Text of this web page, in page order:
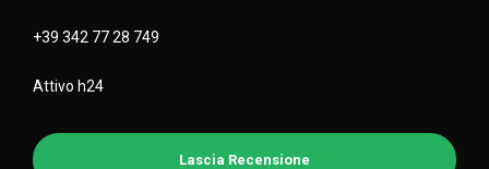
+39 342 77 28 749
Attivo h24
Lascia Recensione